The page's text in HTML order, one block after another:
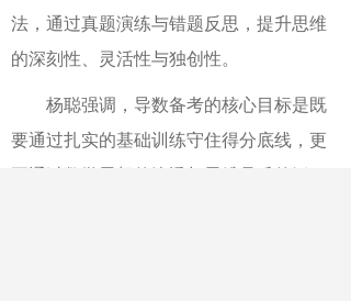
法，通过真题演练与错题反思，提升思维
的深刻性、灵活性与独创性。
杨聪强调，导数备考的核心目标是既
要通过扎实的基础训练守住得分底线，更